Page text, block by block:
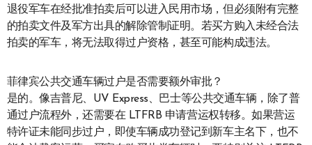
退役军车在经批准拍卖后可以进入民用市场，但必须附有完整
的拍卖文件及军方出具的解除管制证明。若买方购入未经合法
拍卖的军车，将无法取得过户资格，甚至可能构成违法。
菲律宾公共交通车辆过户是否需要额外审批？
是的。像吉普尼、UV Express、巴士等公共交通车辆，除了普
通过户流程外，还需要在 LTFRB 申请营运权转移。如果营运
特许证未能同步过户，即使车辆成功登记到新车主名下，也不